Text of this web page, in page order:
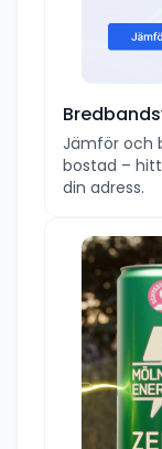
Jämför och
bostad –
din adress.